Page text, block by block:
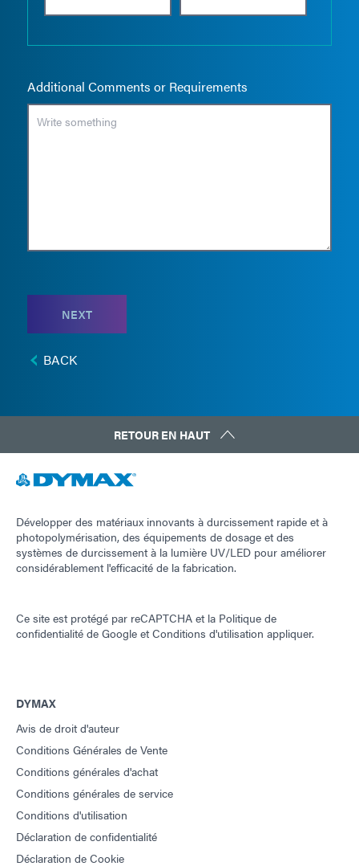
Additional Comments or Requirements
NEXT
BACK
RETOUR EN HAUT
Développer des matériaux innovants à durcissement rapide et à
photopolymérisation, des équipements de dosage et des
systèmes de durcissement à la lumière UV/LED pour améliorer
considérablement l'efficacité de la fabrication.
Ce site est protégé par reCAPTCHA et la Politique de
confidentialité de Google etConditions d'utilisation appliquer.
DYMAX
Avis de droit d'auteur
Conditions Générales de Vente
Conditions générales d'achat
Conditions générales de service
Conditions d'utilisation
Déclaration de confidentialité
Déclaration de Cookie